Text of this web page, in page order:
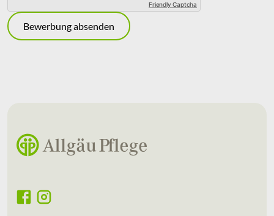
Friendly Captcha